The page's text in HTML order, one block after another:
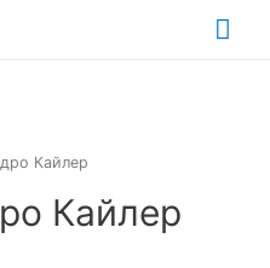
Кайлер
Кайлер